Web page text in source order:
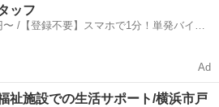
、夕食の準備がメインです。合間に...
ッフ
〜 /【登録不要】スマホで1分！単発バイト
Ad
祉施設での生活サポート/横浜市戸